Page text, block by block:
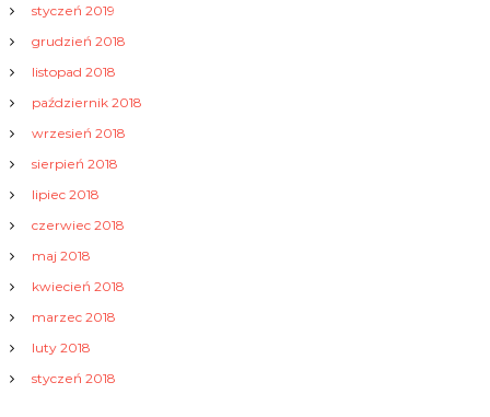
styczeń 2019
grudzień 2018
listopad 2018
październik 2018
wrzesień 2018
sierpień 2018
lipiec 2018
czerwiec 2018
maj 2018
kwiecień 2018
marzec 2018
luty 2018
styczeń 2018